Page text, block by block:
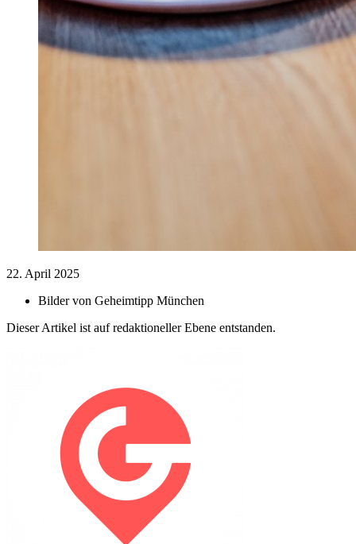
22. April 2025
Bilder von Geheimtipp München
Dieser Artikel ist auf redaktioneller Ebene entstanden.